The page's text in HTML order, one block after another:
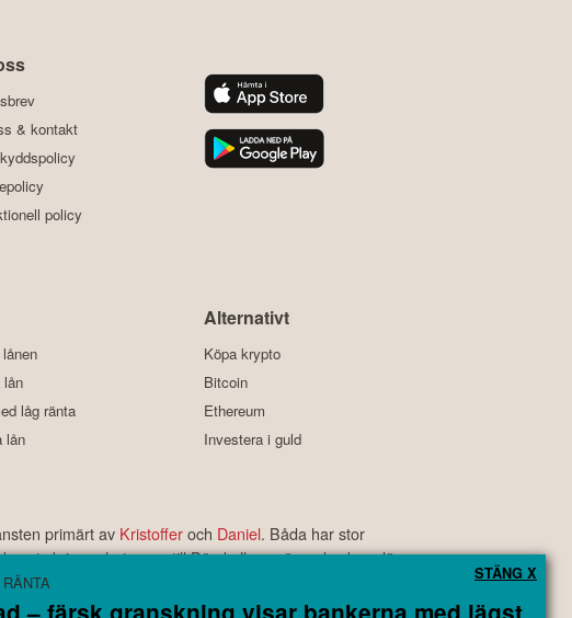
& kontakt
policy
lån
låg ränta
lån
Alternativt
Köpa krypto
Bitcoin
Ethereum
Investera i guld
primärt av Kristofferoch Daniel. Båda har stor
skrivs nyheter om till Börskollens växande skara läsare.
som är bland de bästa i branschen.
STÄNG X